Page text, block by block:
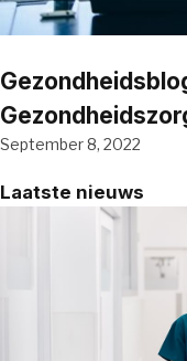
September 8, 2022
Laatste nieuws